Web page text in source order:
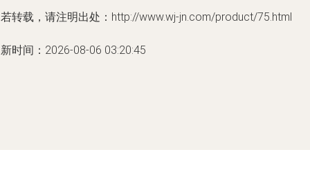
转载，请注明出处：http://www.wj-jn.com/product/75.html
时间：2026-08-06 03:20:45